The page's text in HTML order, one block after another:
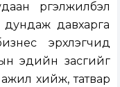
үргэлжилбэл
давхарга
эрхлэгчид
эдийн засгийг
хийж, татвар